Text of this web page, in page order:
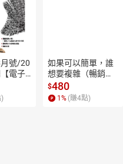
號/20
電子
)
如果可以簡單，誰
想要複雜（暢銷經
典新編版）【電子
書】
$480
1 % (賺4點)